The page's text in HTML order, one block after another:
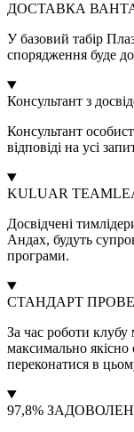
ДОСТАВКА
У базовий табір
спорядження буде
Консультант з
Консультант
відповіді на усі
KULUAR
Досвідчені
Андах, будуть
програми.
СТАНДАРТ
За час роботи
максимально
переконатися в
97,8%